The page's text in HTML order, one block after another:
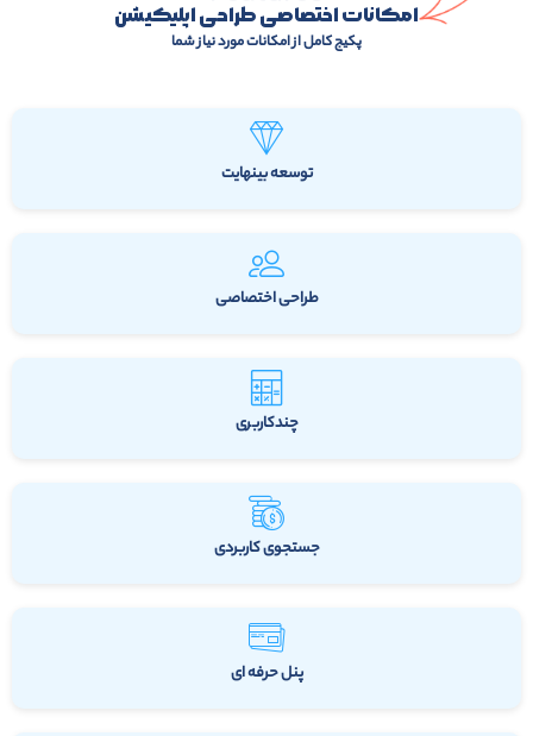
امکانات اختصاصی طراحی اپلیکیشن
پکیج کامل از امکانات مورد نیاز شما
توسعه بینهایت
طراحی اختصاصی
چندکاربری
جستجوی کاربردی
پنل حرفه ای